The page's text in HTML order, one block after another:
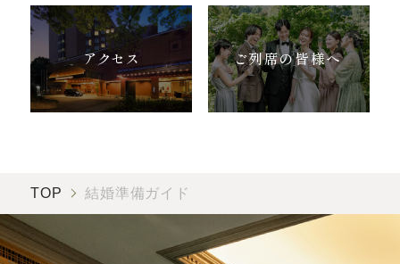
アクセス ご列席の皆様へ
TOP 結婚準備ガイド